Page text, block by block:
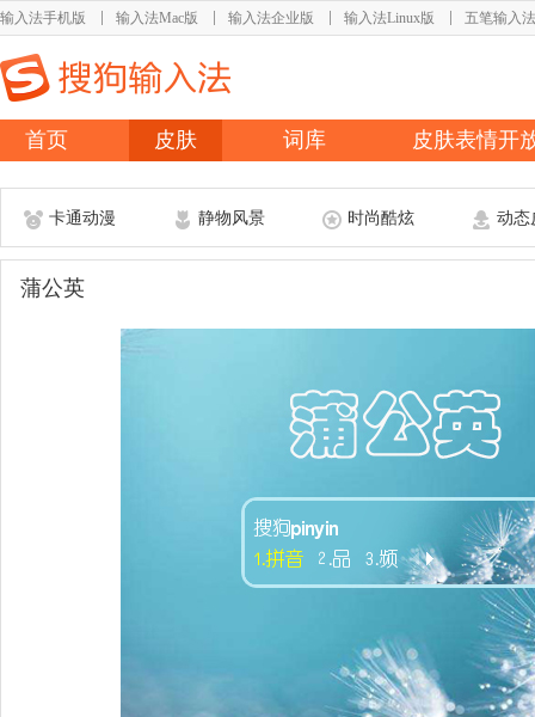
输入法手机版 输入法Mac版 输入法企业版 输入法Linux版 五笔输入法
首页 皮肤 词库 皮肤表情开
卡通动漫 静物风景 时尚酷炫 动态
蒲公英